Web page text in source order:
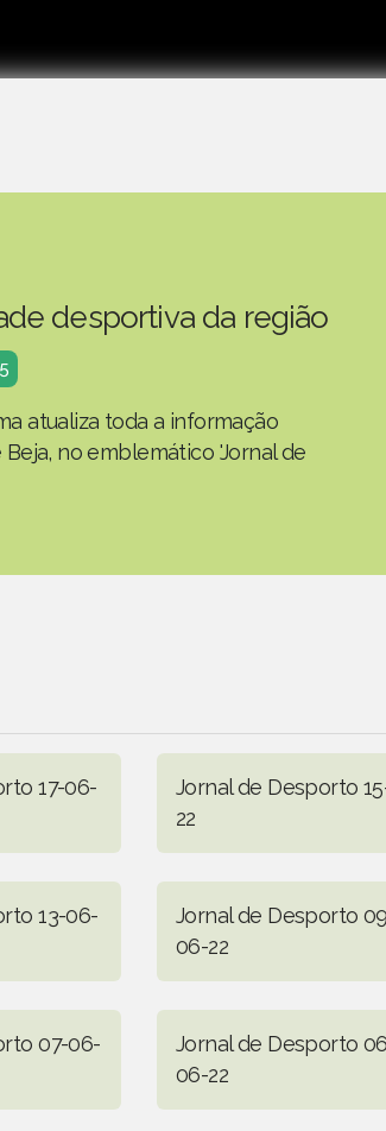
desportiva da região
atualiza toda a informação
no emblemático 'Jornal de
17-06-
Jornal de Desporto
22
13-06-
Jornal de Desporto
06-22
07-06-
Jornal de Desporto
06-22